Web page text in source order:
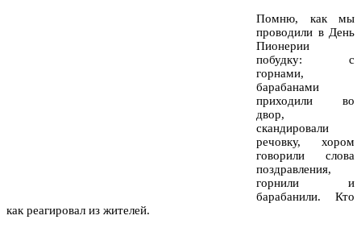
Помню, как мы
проводили в День
Пионерии
побудку: с
горнами,
барабанами
приходили во
двор,
скандировали
речовку, хором
говорили слова
поздравления,
горнили и
барабанили. Кто
как реагировал из жителей.